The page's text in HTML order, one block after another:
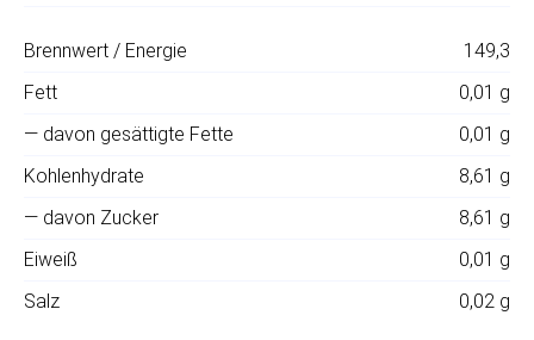
Brennwert / Energie
149,3
Fett
0,01 g
— davon gesättigte Fette
0,01 g
Kohlenhydrate
8,61 g
— davon Zucker
8,61 g
Eiweiß
0,01 g
Salz
0,02 g